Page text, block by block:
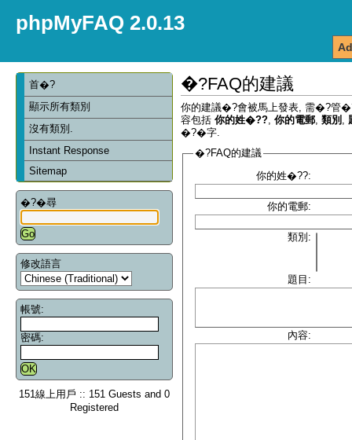
phpMyFAQ 2.0.13
首�?
顯示所有類別
沒有類別.
Instant Response
Sitemap
�?�尋
修改語言
帳號:
密碼:
151線上用戶 :: 151 Guests and 0
Registered
�?FAQ的建議
你的建議�?會被馬上發表, 需�?管
容包括 你的姓�?? 你的電郵 類別
�?�字.
�?FAQ的建議
你的姓�??:
你的電郵:
類別:
題目:
內容: